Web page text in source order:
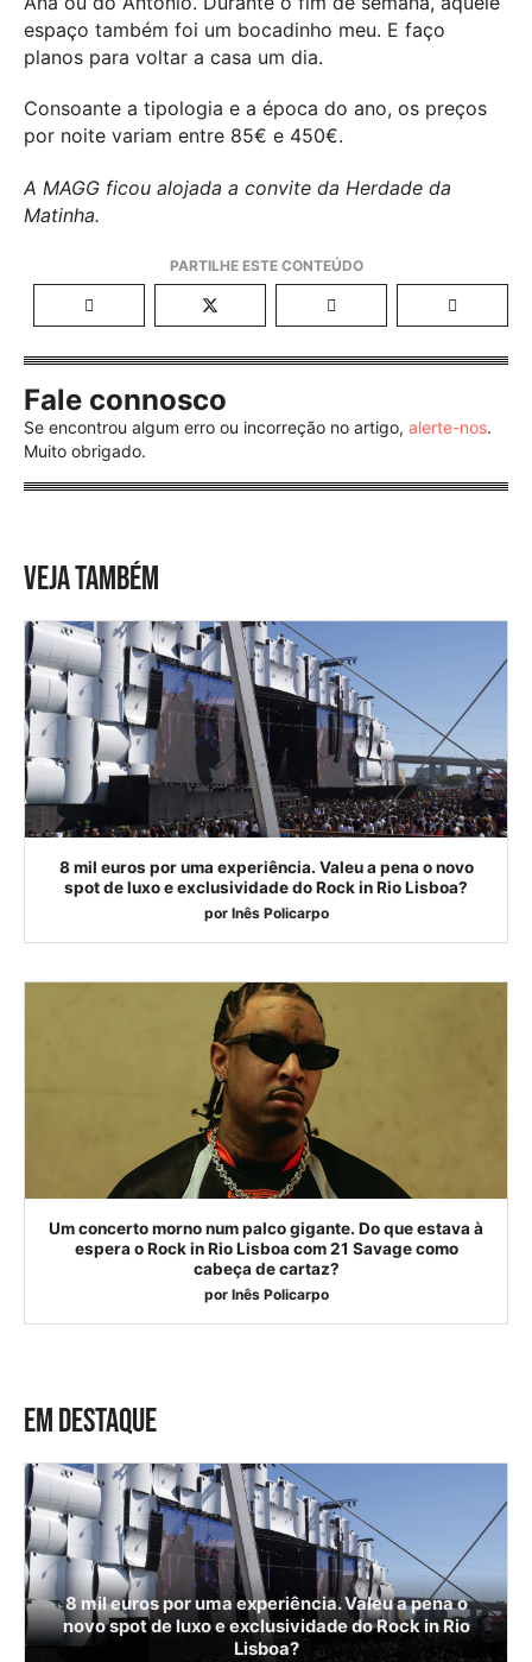
espaço também foi um bocadinho meu. E faço
planos para voltar a casa um dia.
Consoante a tipologia e a época do ano, os preços
por noite variam entre 85€ e 450€.
A MAGG ficou alojada a convite da Herdade da
Matinha.
Fale connosco
Se encontrou algum erro ou incorreção no artigo, alerte-nos.
Muito obrigado.
VEJA TAMBÉM
8 mil euros por uma experiência. Valeu a pena o novo
spot de luxo e exclusividade do Rock in Rio Lisboa?
por Inês Policarpo
Um concerto morno num palco gigante. Do que estava à
espera o Rock in Rio Lisboa com 21 Savage como
cabeça de cartaz?
por Inês Policarpo
EM DESTAQUE
8 mil euros por uma experiência. Valeu a pena o
novo spot de luxo e exclusividade do Rock in Rio
Lisboa?